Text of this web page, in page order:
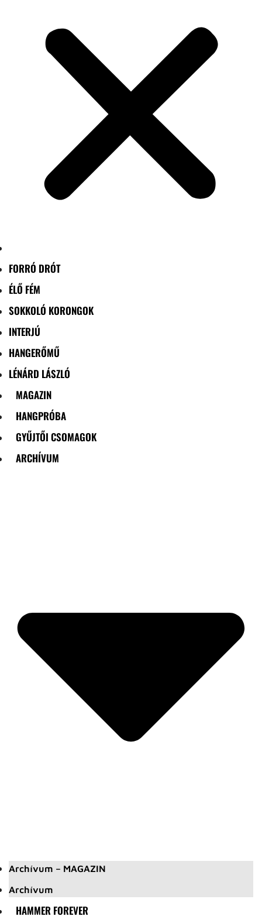
FORRÓ DRÓT
ÉLŐ FÉM
SOKKOLÓ KORONGOK
INTERJÚ
HANGERŐMŰ
LÉNÁRD LÁSZLÓ
MAGAZIN
HANGPRÓBA
GYŰJTŐI CSOMAGOK
ARCHÍVUM
Archívum – MAGAZIN
Archívum
HAMMER FOREVER